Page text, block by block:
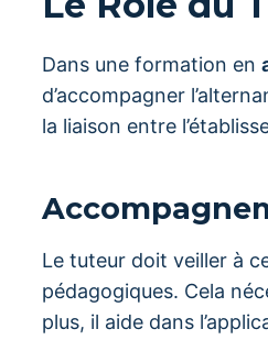
Dans une formation en
d’accompagner
la liaison entre
Le tuteur doit veiller à
pédagogiques. Cela
plus, il aide dans